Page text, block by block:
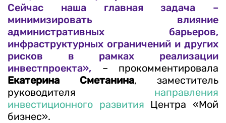
Сейчас наша главная задача –
минимизировать влияние
административных барьеров,
инфраструктурных ограничений и других
рисков в рамках реализации
инвестпроекта»,– прокомментировала
Екатерина Сметанина, заместитель
руководителя направления
инвестиционного развития Центра «Мой
бизнес».